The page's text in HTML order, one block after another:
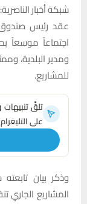
شبكة أخبار الناصرية:
عقد رئيس
اجتماعاً موسعاً
ومدير البلدية،
للمشاريع.
تلقَّ
على التليغرام
وذكر بيان
المشاريع الجاري